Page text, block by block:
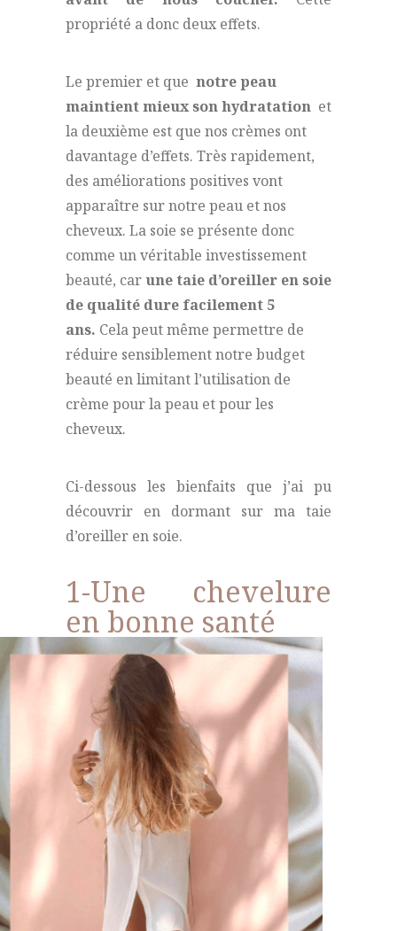
propriété a donc deux effets.
Le premier et que notre peau
maintient mieux son hydratation et
la deuxième est que nos crèmes ont
davantage d’effets. Très rapidement,
des améliorations positives vont
apparaître sur notre peau et nos
cheveux. La soie se présente donc
comme un véritable investissement
beauté, car une taie d’oreiller en soie
de qualité dure facilement 5
ans. Cela peut même permettre de
réduire sensiblement notre budget
beauté en limitant l’utilisation de
crème pour la peau et pour les
cheveux.
Ci-dessous les bienfaits que j’ai pu
découvrir en dormant sur ma taie
d’oreiller en soie.
1-Une chevelure
en bonne santé